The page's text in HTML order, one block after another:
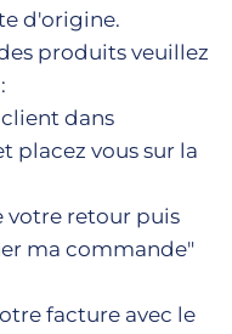
d'origine.
produits veuillez
dans
placez vous sur la
votre retour puis
ma commande"
facture avec le